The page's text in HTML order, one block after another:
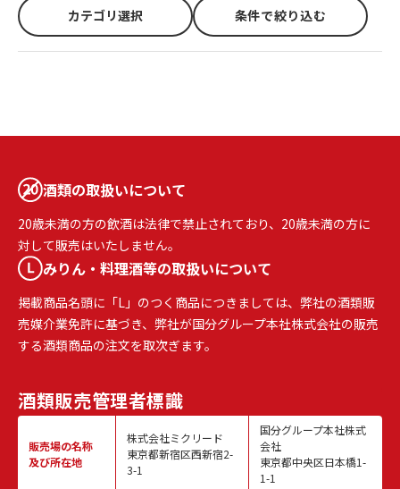
カテゴリ選択 条件で絞り込む
酒類の取扱いについて
20歳未満の方の飲酒は法律で禁止されており、20歳未満の方に
対して販売はいたしません。
みりん・料理酒等の取扱いについて
掲載商品名頭に「L」のつく商品につきましては、弊社の酒類販
売媒介業免許に基づき、弊社が国分グループ本社株式会社の販売
する酒類商品の注文を取次ぎます。
酒類販売管理者標識
販売場の名称
及び所在地
株式会社ミクリード
東京都新宿区西新宿2-
3-1
国分グループ本社株式
会社
東京都中央区日本橋1-
1-1